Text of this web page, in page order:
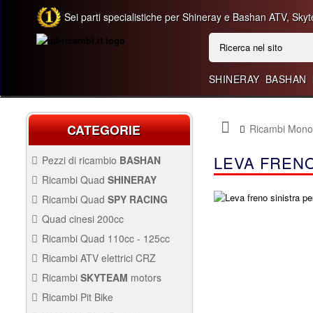
Sei parti specialistiche per Shineray e Bashan ATV,
SHINERAY BASHAN
CATEGORIE
Pezzi di ricambio BASHAN
Ricambi Quad SHINERAY
250CC STIXE ST9E
Ricambi Quad SPY RACING
Quad cinesi 200cc
200CC
Ricambi Quad 110cc - 125cc
125CC
Ricambi ATV elettrici CRZ
CRZ
Ricambi SKYTEAM motors
Ricambi Pit Bike
Ricambi
LEVA